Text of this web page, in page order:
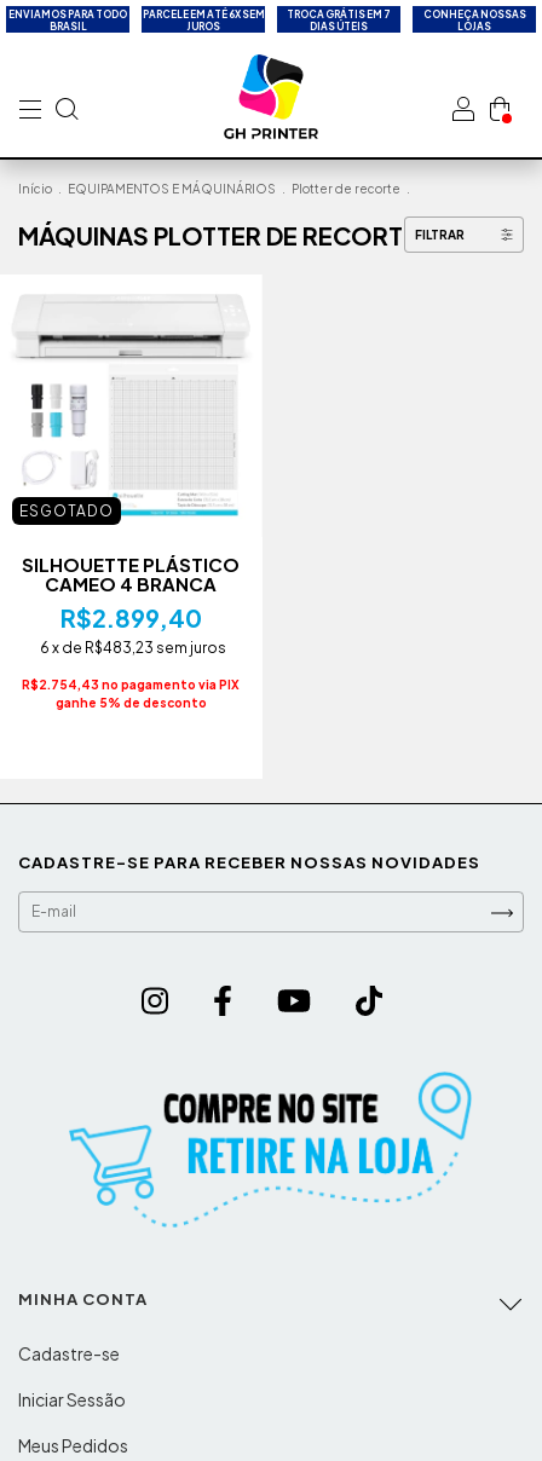
ENVIAMOS PARA TODO
BRASIL
PARCELE EM ATÉ 6X SEM
JUROS
TROCA GRÁTIS EM 7
DIAS ÚTEIS
CONHEÇA NOSSAS
LOJAS
Início EQUIPAMENTOS E MÁQUINÁRIOS Plotter de recorte
MÁQUINAS PLOTTER DE RECORTEFILTRAR
ESGOTADO
SILHOUETTE PLÁSTICO
CAMEO 4 BRANCA
R$2.899,40
6 x de R$483,23 sem juros
R$2.754,43 no pagamento via PIX
ganhe 5% de desconto
CADASTRE-SE PARA RECEBER NOSSAS NOVIDADES
MINHA CONTA
Cadastre-se
Iniciar Sessão
Meus Pedidos